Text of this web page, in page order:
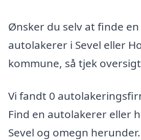
Ønsker du selv at finde
autolakerer i Sevel eller
kommune, så tjek
Vi fandt 0
Find en autolakerer eller
Sevel og omegn